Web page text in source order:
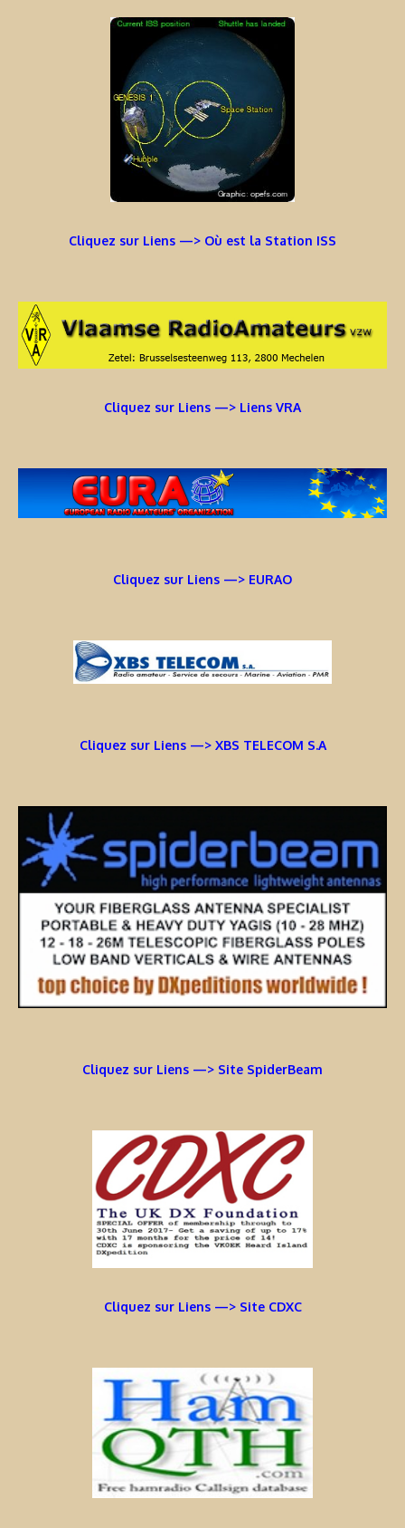
Cliquez sur Liens —> Où est la Station ISS
Cliquez sur Liens —> Liens VRA
Cliquez sur Liens —> EURAO
Cliquez sur Liens —> XBS TELECOM S.A
Cliquez sur Liens —> Site SpiderBeam
Cliquez sur Liens —> Site CDXC